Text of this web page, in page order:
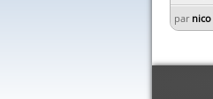
par nico